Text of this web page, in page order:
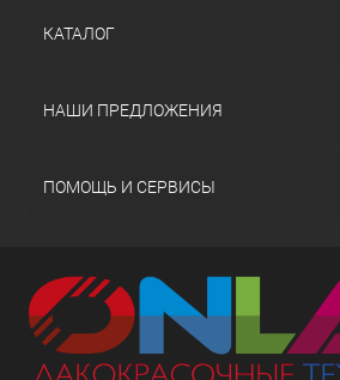
КАТАЛОГ
НАШИ ПРЕДЛОЖЕНИЯ
ПОМОЩЬ И СЕРВИСЫ